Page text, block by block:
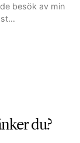
besök av min
du?